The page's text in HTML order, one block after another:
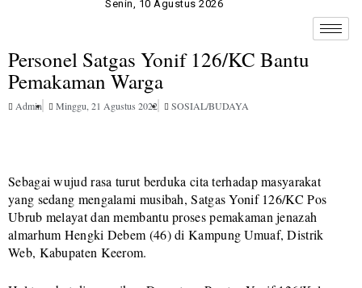
Senin, 10 Agustus 2026
Personel Satgas Yonif 126/KC Bantu
Pemakaman Warga
Admin Minggu, 21 Agustus 2022 SOSIAL/BUDAYA
Sebagai wujud rasa turut berduka cita terhadap masyarakat
yang sedang mengalami musibah, Satgas Yonif 126/KC Pos
Ubrub melayat dan membantu proses pemakaman jenazah
almarhum Hengki Debem (46) di Kampung Umuaf, Distrik
Web, Kabupaten Keerom.